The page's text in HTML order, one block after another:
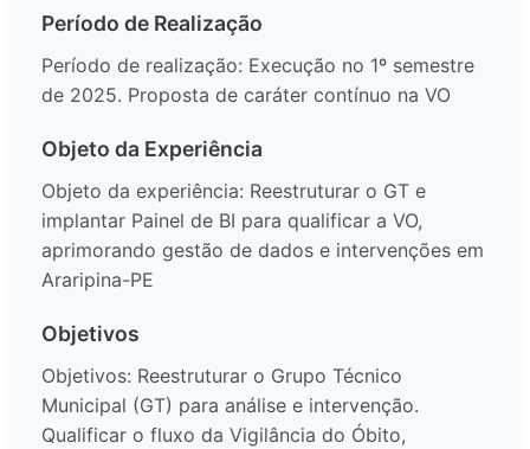
Período de Realização
Período de realização: Execução no 1º semestre
de 2025. Proposta de caráter contínuo na VO
Objeto da Experiência
Objeto da experiência: Reestruturar o GT e
implantar Painel de BI para qualificar a VO,
aprimorando gestão de dados e intervenções em
Araripina-PE
Objetivos
Objetivos: Reestruturar o Grupo Técnico
Municipal (GT) para análise e intervenção.
Qualificar o fluxo da Vigilância do Óbito,